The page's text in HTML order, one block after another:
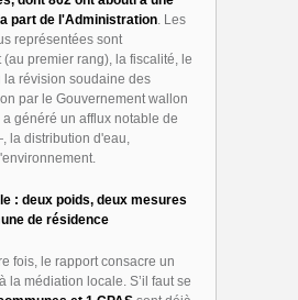
part de l'Administration. Les
représentées sont
(au premier rang), la fiscalité, le
révision soudaine des
par le Gouvernement wallon
généré un afflux notable de
la distribution d'eau,
: deux poids, deux mesures
de résidence
fois, le rapport consacre un
la médiation locale. S’il faut se